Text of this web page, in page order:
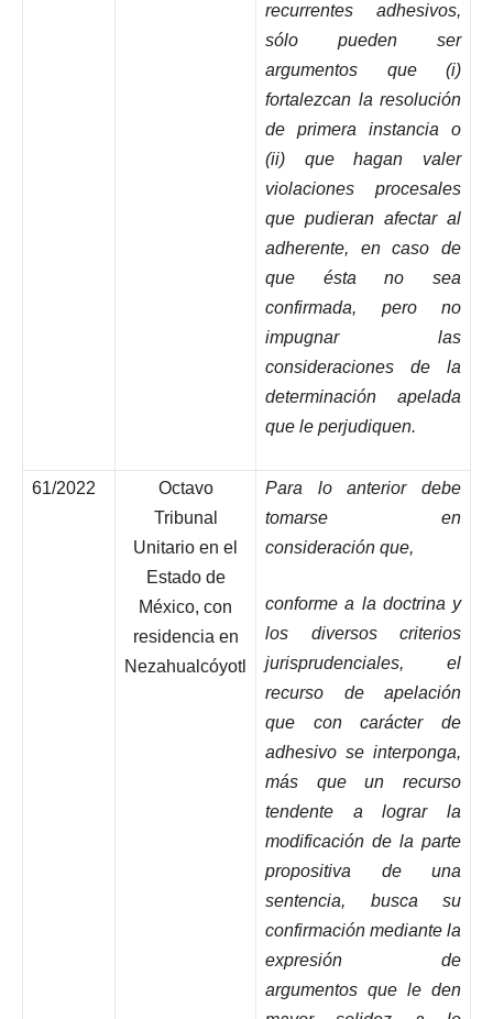
recurrentes adhesivos,
sólo pueden ser
argumentos que (i)
fortalezcan la resolución
de primera instancia o
(ii) que hagan valer
violaciones procesales
que pudieran afectar al
adherente, en caso de
que ésta no sea
confirmada, pero no
impugnar las
consideraciones de la
determinación apelada
que le perjudiquen.
61/2022
Octavo
Tribunal
Unitario en el
Estado de
México, con
residencia en
Nezahualcóyotl
Para lo anterior debe
tomarse en
consideración que,
conforme a la doctrina y
los diversos criterios
jurisprudenciales, el
recurso de apelación
que con carácter de
adhesivo se interponga,
más que un recurso
tendente a lograr la
modificación de la parte
propositiva de una
sentencia, busca su
confirmación mediante la
expresión de
argumentos que le den